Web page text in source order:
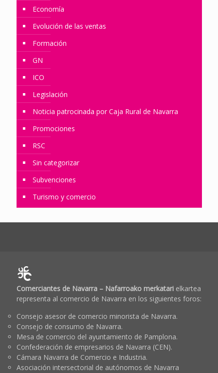
Economía
Evolución de las ventas
Formación
GN
ICO
Legislación
Noticia patrocinada por Caja Rural de Navarra
Promociones
RSC
Sin categorizar
Subvenciones
Turismo y comercio
Comerciantes de Navarra – Nafarroako merkatarielkartea
representa al comercio de Navarra en los siguientes foros:
Consejo asesor de comercio minorista de Navarra.
Consejo de consumo de Navarra.
Mesa de comercio del ayuntamiento de Pamplona.
Confederación de empresarios de Navarra (CEN).
Cámara Navarra de Comercio e Industria.
Asociación intersectorial de autónomos de Navarra